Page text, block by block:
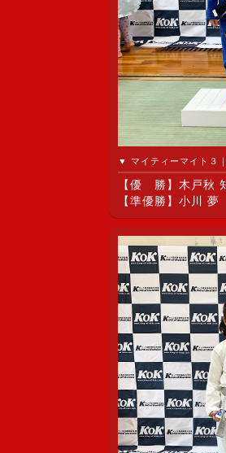
▼ マイティーマイト３
【優 勝】木戸秋
【準優勝】小川